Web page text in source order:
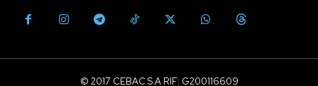
© 2017 CEBAC S.A RIF: G200116609